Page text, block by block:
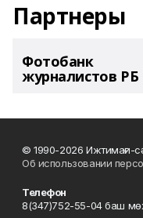
Партнеры
Фотобанк
журналистов РБ
© 1990-2026 Ижтимағи-
Об использовании
Телефон
8(347)752-55-04 баш